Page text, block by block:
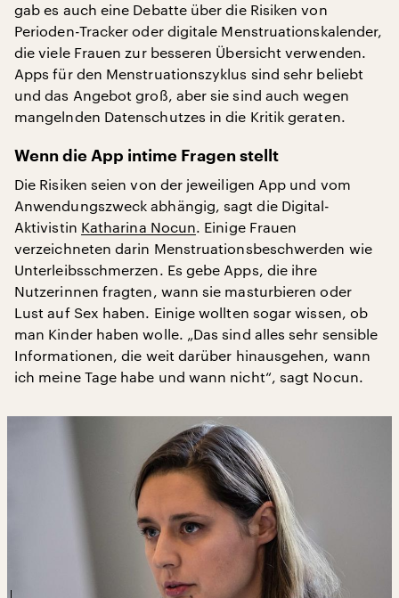
gab es auch eine Debatte über die Risiken von
Perioden-Tracker oder digitale Menstruationskalender,
die viele Frauen zur besseren Übersicht verwenden.
Apps für den Menstruationszyklus sind sehr beliebt
und das Angebot groß, aber sie sind auch wegen
mangelnden Datenschutzes in die Kritik geraten.
Wenn die App intime Fragen stellt
Die Risiken seien von der jeweiligen App und vom
Anwendungszweck abhängig, sagt die Digital-
Aktivistin Katharina Nocun. Einige Frauen
verzeichneten darin Menstruationsbeschwerden wie
Unterleibsschmerzen. Es gebe Apps, die ihre
Nutzerinnen fragten, wann sie masturbieren oder
Lust auf Sex haben. Einige wollten sogar wissen, ob
man Kinder haben wolle. „Das sind alles sehr sensible
Informationen, die weit darüber hinausgehen, wann
ich meine Tage habe und wann nicht“, sagt Nocun.